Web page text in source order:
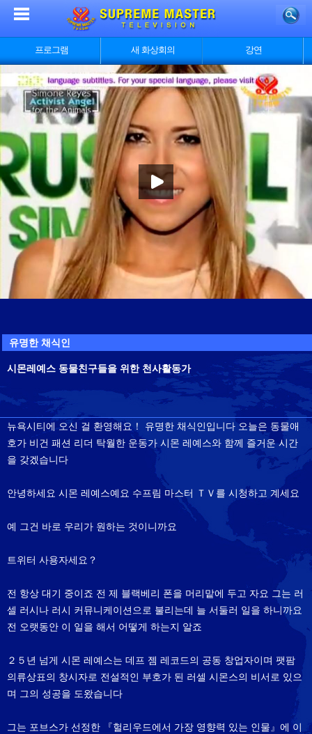
프로그램 새 화상회의 강연
유명한 채식인
시몬레예스 동물친구들을 위한 천사활동가
뉴욕시티에 오신 걸 환영해요！ 유명한 채식인입니다 오늘은 동물애
호가 비건 패션 리더 탁월한 운동가 시몬 레예스와 함께 즐거운 시간
을 갖겠습니다
안녕하세요 시몬 레예스예요 수프림 마스터 ＴＶ를 시청하고 계세요
예 그건 바로 우리가 원하는 것이니까요
트위터 사용자세요？
전 항상 대기 중이죠 전 제 블랙베리 폰을 머리맡에 두고 자요 그는 러
셀 러시나 러시 커뮤니케이션으로 불리는데 늘 서둘러 일을 하니까요
전 오랫동안 이 일을 해서 어떻게 하는지 알죠
２５년 넘게 시몬 레예스는 데프 젬 레코드의 공동 창업자이며 팻팜
의류상표의 창시자로 전설적인 부호가 된 러셀 시몬스의 비서로 있으
며 그의 성공을 도왔습니다
그는 포브스가 선정한 『헐리우드에서 가장 영향력 있는 인물』에 이